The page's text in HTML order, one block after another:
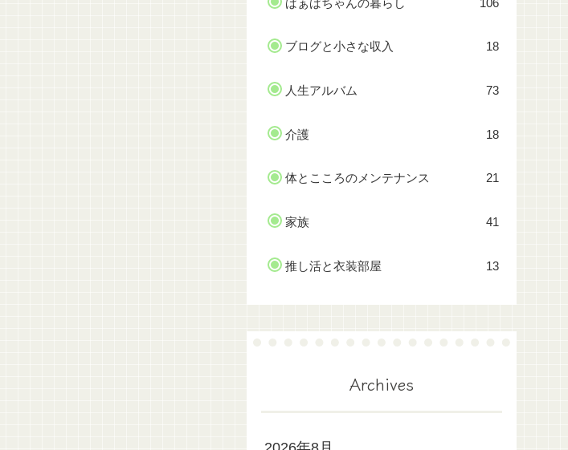
ブログと小さな収入 18
人生アルバム 73
介護 18
体とこころのメンテナンス 21
家族 41
推し活と衣装部屋 13
Archives